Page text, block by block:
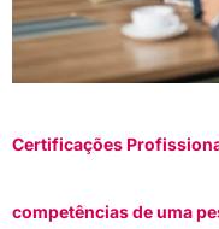
Certificações
competências de uma